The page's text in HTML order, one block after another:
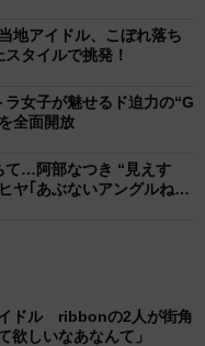
地アイドル、こぼれ落ち
タイルで挑発！
ラ女子が魅せるド迫力の“G
全面開放
て…阿部なつき “見えす
ヤ｢あぶないアングルね
ドル ribbonの2人が街角
欲しいなあなんて」